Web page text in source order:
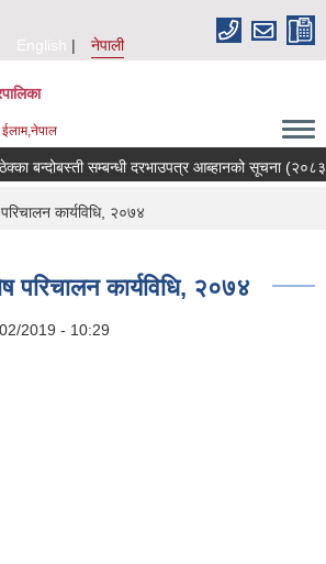
English
नेपाली
बन्दोबस्ती सम्बन्धी दरभाउपत्र आब्हानको सूचना
कार्यविधि, २०७४
परिचालन कार्यविधि, २०७४
2019 - 10:29